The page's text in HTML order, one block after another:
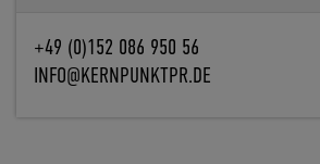
+49 (0)152 086 950 56
INFO@KERNPUNKTPR.DE